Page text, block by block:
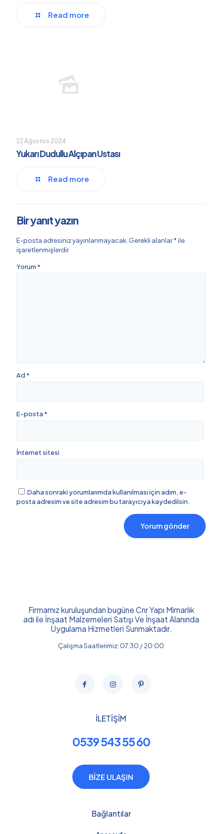
Read more
22 Ağustos 2024
Yukarı Dudullu Alçıpan Ustası
Read more
Bir yanıt yazın
E-posta adresiniz yayınlanmayacak. Gerekli alanlar*ile
işaretlenmişlerdir
Yorum *
Ad *
E-posta *
İnternet sitesi
Daha sonraki yorumlarımda kullanılması için adım, e-
posta adresim ve site adresim bu tarayıcıya kaydedilsin.
Firmamız kuruluşundan bugüne Cnr Yapı Mimarlık
adı ile İnşaat Malzemeleri Satışı Ve İnşaat Alanında
Uygulama Hizmetleri Sunmaktadır.
Çalışma Saatlerimiz: 07:30 / 20:00
İLETİŞİM
0539 543 55 60
BİZE ULAŞIN
Bağlantılar